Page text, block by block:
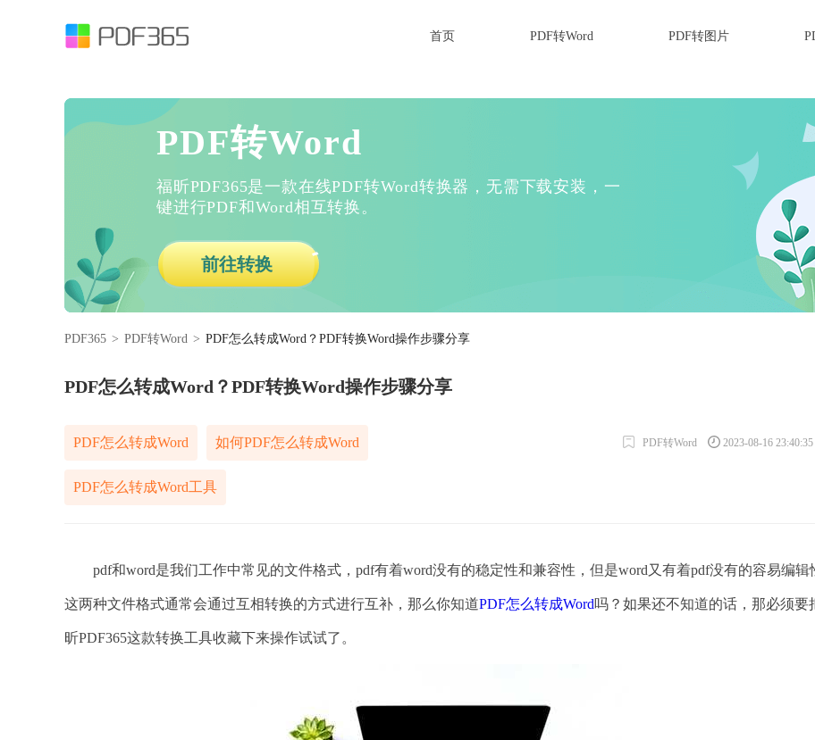
首页 PDF转Word PDF转图片
PDF转Word
福昕PDF365是一款在线PDF转Word转换器，无需下载安装，一
键进行PDF和Word相互转换。
前往转换
PDF365 > PDF转Word > PDF怎么转成Word？PDF转换Word操作步骤分享
PDF怎么转成Word？PDF转换Word操作步骤分享
PDF怎么转成Word 如何PDF怎么转成Word
PDF怎么转成Word工具
PDF转Word 2023-08-16 23:40:35
pdf和word是我们工作中常见的文件格式，pdf有着word没有的稳定性和兼容性，但是word又有着pdf没有的容易编辑
这两种文件格式通常会通过互相转换的方式进行互补，那么你知道PDF怎么转成Word吗？如果还不知道的话，那必须要
昕PDF365这款转换工具收藏下来操作试试了。